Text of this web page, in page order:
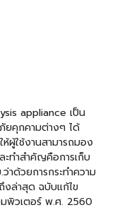
appliance เป็น
ยคุกคามต่างๆ ได้
ผู้ใช้งานสามารถมอง
ะทำสำคัญคือการเก็บ
ด้วยการกระทำความ
ล่าสุด ฉบับแก้ไข
มพิวเตอร์ พ.ศ. 2560